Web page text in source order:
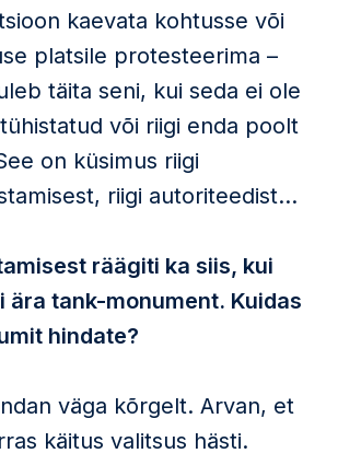
kaevata kohtusse või
platsile protesteerima –
täita seni, kui seda ei ole
või riigi enda poolt
on küsimus riigi
riigi autoriteedist…
räägiti ka siis, kui
ära tank-monument. Kuidas
hindate?
väga kõrgelt. Arvan, et
käitus valitsus hästi.